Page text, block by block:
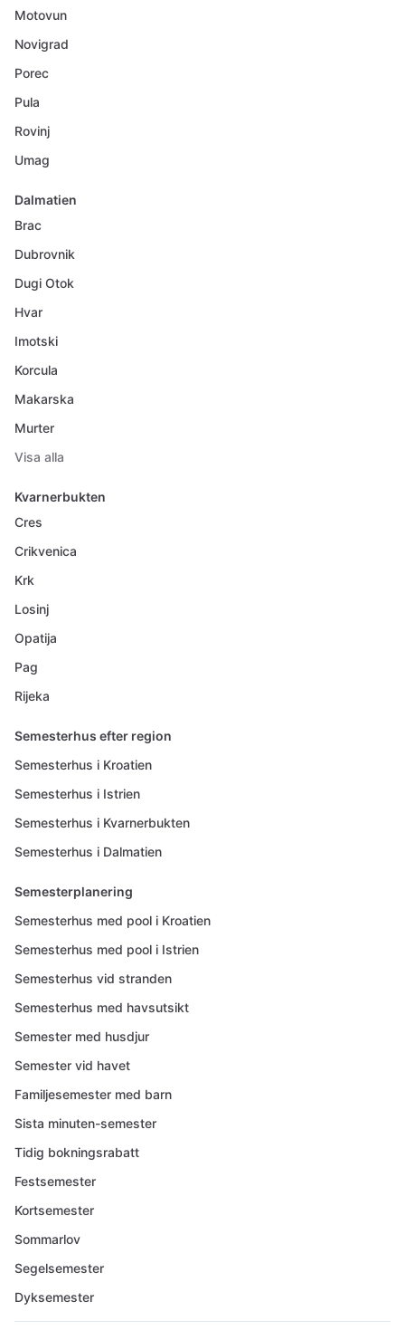
Motovun
Novigrad
Porec
Pula
Rovinj
Umag
Dalmatien
Brac
Dubrovnik
Dugi Otok
Hvar
Imotski
Korcula
Makarska
Murter
Visa alla
Kvarnerbukten
Cres
Crikvenica
Krk
Losinj
Opatija
Pag
Rijeka
Semesterhus efter region
Semesterhus i Kroatien
Semesterhus i Istrien
Semesterhus i Kvarnerbukten
Semesterhus i Dalmatien
Semesterplanering
Semesterhus med pool i Kroatien
Semesterhus med pool i Istrien
Semesterhus vid stranden
Semesterhus med havsutsikt
Semester med husdjur
Semester vid havet
Familjesemester med barn
Sista minuten-semester
Tidig bokningsrabatt
Festsemester
Kortsemester
Sommarlov
Segelsemester
Dyksemester